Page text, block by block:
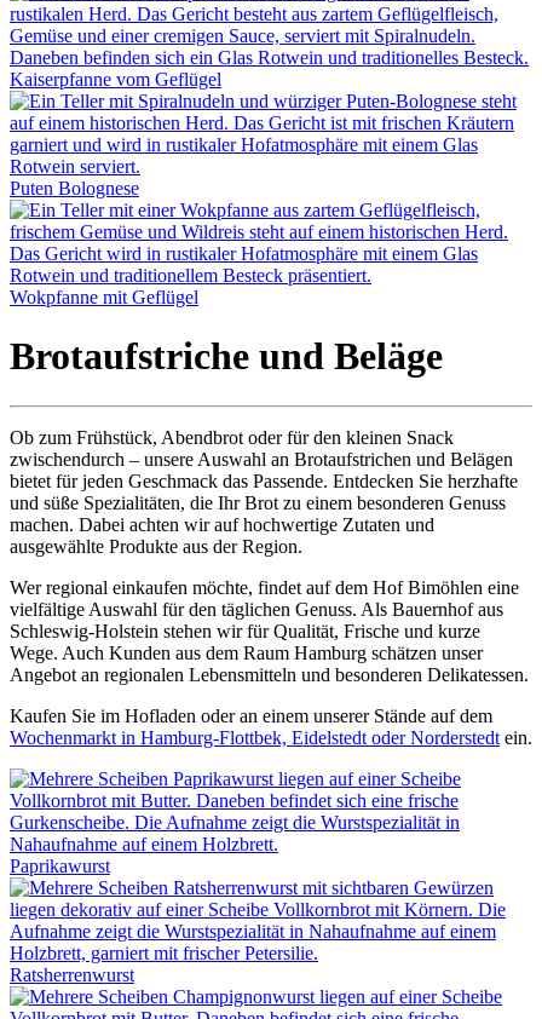
Kaiserpfanne vom Geflügel
Puten Bolognese
Wokpfanne mit Geflügel
Brotaufstriche und Beläge
Ob zum Frühstück, Abendbrot oder für den kleinen Snack
zwischendurch – unsere Auswahl an Brotaufstrichen und Belägen
bietet für jeden Geschmack das Passende. Entdecken Sie herzhafte
und süße Spezialitäten, die Ihr Brot zu einem besonderen Genuss
machen. Dabei achten wir auf hochwertige Zutaten und
ausgewählte Produkte aus der Region.
Wer regional einkaufen möchte, findet auf dem Hof Bimöhlen eine
vielfältige Auswahl für den täglichen Genuss. Als Bauernhof aus
Schleswig-Holstein stehen wir für Qualität, Frische und kurze
Wege. Auch Kunden aus dem Raum Hamburg schätzen unser
Angebot an regionalen Lebensmitteln und besonderen Delikatessen.
Kaufen Sie im Hofladen oder an einem unserer Stände auf dem
Wochenmarkt in Hamburg-Flottbek, Eidelstedt oder Norderstedt ein.
Paprikawurst
Ratsherrenwurst